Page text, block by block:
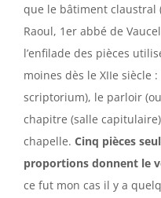
que le bâtiment claustral
Raoul, 1er abbé de
l’enfilade des pièces
moines dès le XIIe siècle
scriptorium), le parloir
chapitre (salle
chapelle. Cinq pièces
proportions donnent le
ce fut mon cas il y a